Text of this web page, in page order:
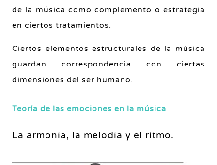
de la música como complemento o estrategia
en ciertos tratamientos.
Ciertos elementos estructurales de la música
guardan correspondencia con ciertas
dimensiones del ser humano.
Teoría de las emociones en la música
La armonía, la melodía y el ritmo.